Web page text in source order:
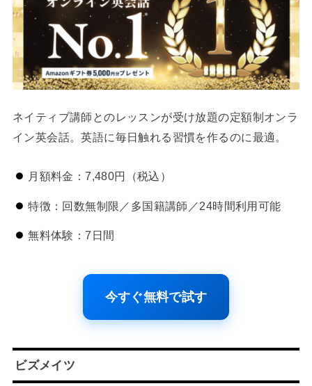
ネイティブ講師とのレッスンが受け放題の定額制オンラ
イン英会話。英語に毎日触れる習慣を作るのに最適。
月額料金：7,480円（税込）
特徴：回数無制限／多国籍講師／24時間利用可能
無料体験：7日間
今すぐ無料で試す
ビズメイツ